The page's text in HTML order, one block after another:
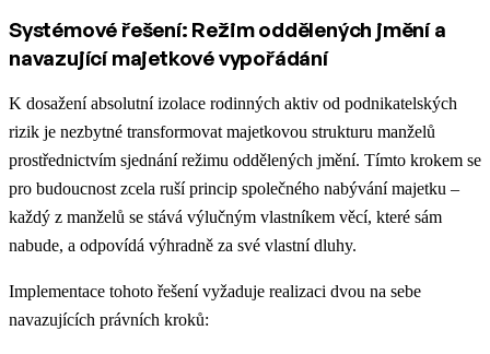
Systémové řešení: Režim oddělených jmění a
navazující majetkové vypořádání
K dosažení absolutní izolace rodinných aktiv od podnikatelských
rizik je nezbytné transformovat majetkovou strukturu manželů
prostřednictvím sjednání režimu oddělených jmění. Tímto krokem se
pro budoucnost zcela ruší princip společného nabývání majetku –
každý z manželů se stává výlučným vlastníkem věcí, které sám
nabude, a odpovídá výhradně za své vlastní dluhy.
Implementace tohoto řešení vyžaduje realizaci dvou na sebe
navazujících právních kroků: